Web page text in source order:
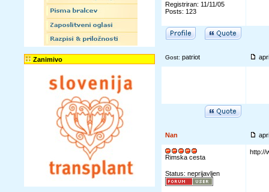
Zanimivo
Registriran: 11/11/05
Posts: 123
Gost: patriot
Nan
Rimska cesta
Status: neprijavljen
http://